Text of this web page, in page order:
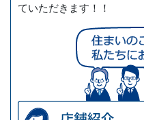
ていただきます！！